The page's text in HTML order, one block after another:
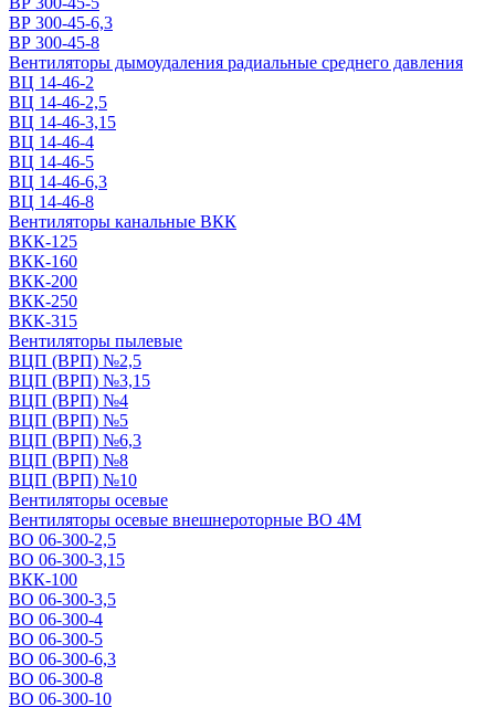
ВР 300-45-6,3
ВР 300-45-8
Вентиляторы дымоудаления радиальные среднего давления
ВЦ 14-46-2
ВЦ 14-46-2,5
ВЦ 14-46-3,15
ВЦ 14-46-4
ВЦ 14-46-5
ВЦ 14-46-6,3
ВЦ 14-46-8
Вентиляторы канальные ВКК
ВКК-125
ВКК-160
ВКК-200
ВКК-250
ВКК-315
Вентиляторы пылевые
ВЦП (ВРП) №2,5
ВЦП (ВРП) №3,15
ВЦП (ВРП) №4
ВЦП (ВРП) №5
ВЦП (ВРП) №6,3
ВЦП (ВРП) №8
ВЦП (ВРП) №10
Вентиляторы осевые
Вентиляторы осевые внешнероторные ВО 4М
ВО 06-300-2,5
ВО 06-300-3,15
ВКК-100
ВО 06-300-3,5
ВО 06-300-4
ВО 06-300-5
ВО 06-300-6,3
ВО 06-300-8
ВО 06-300-10